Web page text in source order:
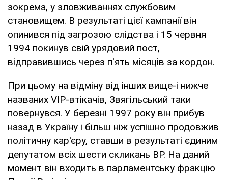
зокрема, у зловживаннях службовим
становищем. В результаті цієї кампанії він
опинився під загрозою слідства і 15 червня
1994 покинув свій урядовий пост,
відправившись через п'ять місяців за кордон.
При цьому на відміну від інших вище-і нижче
названих VIP-втікачів, Звягільський таки
повернувся. У березні 1997 року він прибув
назад в Україну і більш ніж успішно продовжив
політичну кар'єру, ставши в результаті єдиним
депутатом всіх шести скликань ВР. На даний
момент він входить в парламентську фракцію